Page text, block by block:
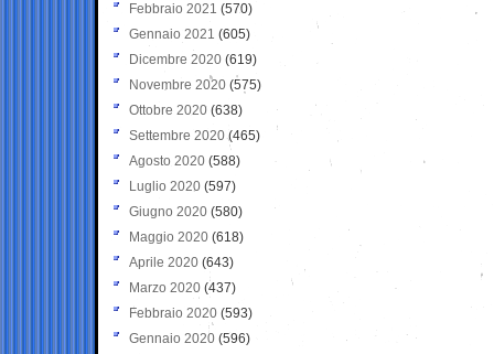
Febbraio 2021 (570)
Gennaio 2021 (605)
Dicembre 2020 (619)
Novembre 2020 (575)
Ottobre 2020 (638)
Settembre 2020(465)
Agosto 2020 (588)
Luglio 2020 (597)
Giugno 2020 (580)
Maggio 2020 (618)
Aprile 2020 (643)
Marzo 2020 (437)
Febbraio 2020 (593)
Gennaio 2020 (596)